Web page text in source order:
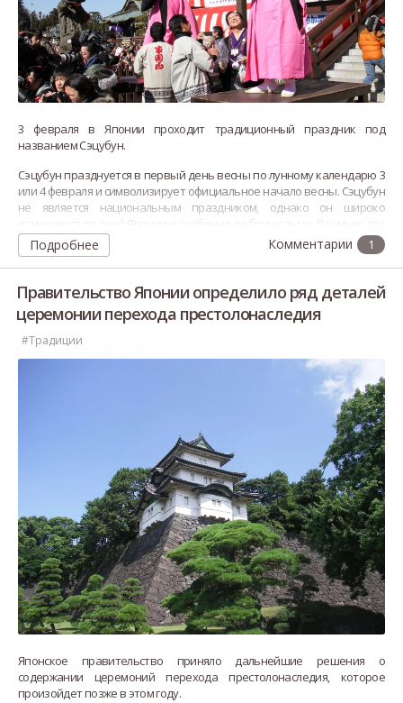
3 февраля в Японии проходит традиционный праздник под
названием Сэцубун.
Сэцубун празднуется в первый день весны по лунному календарю 3
или 4 февраля и символизирует официальное начало весны. Сэцубун
не является национальным праздником, однако он широко
отмечается по всей Японии и особенно любим детьми. В семьях, где
есть маленькие дети, обряд обычно превращается в веселую
забаву.
Подробнее 1
Правительство Японии определило ряд деталей
церемонии перехода престолонаследия
#Традиции
Японское правительство приняло дальнейшие решения о
содержании церемоний перехода престолонаследия, которое
произойдет позже в этом году.